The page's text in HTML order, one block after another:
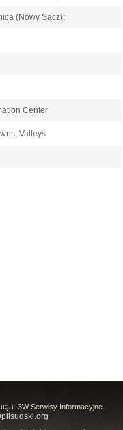
(Nowy Sącz);
Center
Valleys
3W Serwisy Informacyjne